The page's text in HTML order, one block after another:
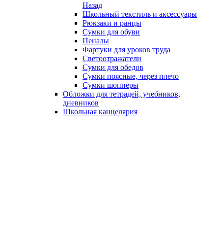
Назад
Школьный текстиль и аксессуары
Рюкзаки и ранцы
Сумки для обуви
Пеналы
Фартуки для уроков труда
Светоотражатели
Сумки для обедов
Сумки поясные, через плечо
Сумки шопперы
Обложки для тетрадей, учебников,
дневников
Школьная канцелярия